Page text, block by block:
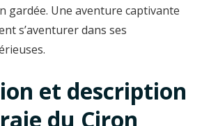
gardée. Une aventure captivante
s’aventurer dans ses
et description
du Ciron